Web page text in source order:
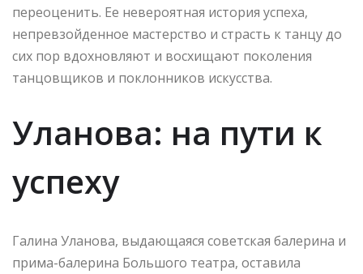
переоценить. Ее невероятная история успеха,
непревзойденное мастерство и страсть к танцу до
сих пор вдохновляют и восхищают поколения
танцовщиков и поклонников искусства.
Уланова: на пути к
успеху
Галина Уланова, выдающаяся советская балерина и
прима-балерина Большого театра, оставила